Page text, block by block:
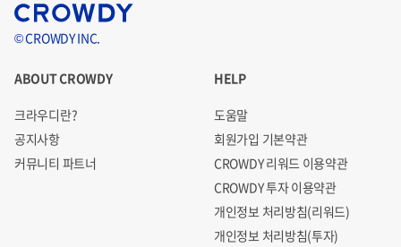
© CROWDY INC.
ABOUT CROWDY
크라우디란?
공지사항
커뮤니티 파트너
HELP
도움말
회원가입 기본약관
CROWDY 리워드 이용약관
CROWDY 투자 이용약관
개인정보 처리방침(리워드)
개인정보 처리방침(투자)